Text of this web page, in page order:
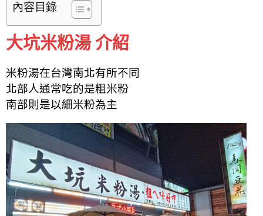
內容目錄
大坑米粉湯 介紹
米粉湯在台灣南北有所不同
北部人通常吃的是粗米粉
南部則是以細米粉為主